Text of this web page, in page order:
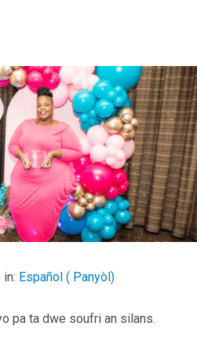
Español ( Panyòl)
pa ta dwe soufri an silans.